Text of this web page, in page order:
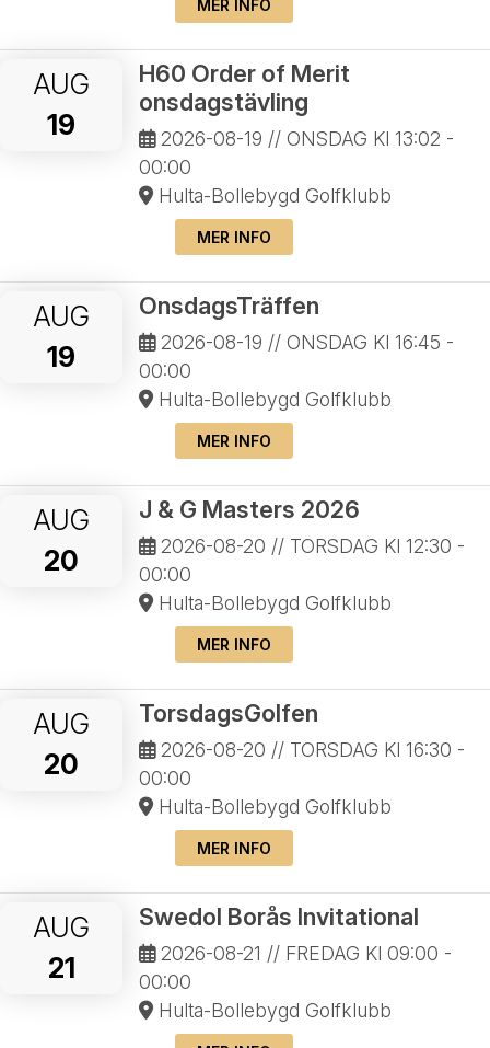
MER INFO
AUG
19
H60 Order of Merit
onsdagstävling
2026-08-19 // ONSDAG Kl 13:02 -
00:00
Hulta-Bollebygd Golfklubb
MER INFO
AUG
19
OnsdagsTräffen
2026-08-19 // ONSDAG Kl 16:45 -
00:00
Hulta-Bollebygd Golfklubb
MER INFO
AUG
20
J & G Masters 2026
2026-08-20 // TORSDAG Kl 12:30 -
00:00
Hulta-Bollebygd Golfklubb
MER INFO
AUG
20
TorsdagsGolfen
2026-08-20 // TORSDAG Kl 16:30 -
00:00
Hulta-Bollebygd Golfklubb
MER INFO
AUG
21
Swedol Borås Invitational
2026-08-21 // FREDAG Kl 09:00 -
00:00
Hulta-Bollebygd Golfklubb